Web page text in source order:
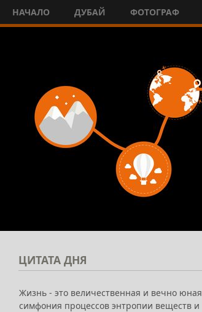
НАЧАЛО ДУБАЙ ФОТОГРАФ
ЦИТАТА ДНЯ
Жизнь - это величественная и вечно юная
симфония процессов энтропии веществ и